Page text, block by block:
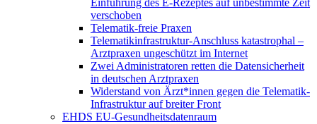
Einführung des E-Rezeptes auf unbestimmte Zeit
verschoben
Telematik-freie Praxen
Telematikinfrastruktur-Anschluss katastrophal –
Arztpraxen ungeschützt im Internet
Zwei Administratoren retten die Datensicherheit
in deutschen Arztpraxen
Widerstand von Ärzt*innen gegen die Telematik-
Infrastruktur auf breiter Front
EHDS EU-Gesundheitsdatenraum